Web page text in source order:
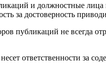
и должностные лица
за достоверность
публикаций не всегда
ответственности за